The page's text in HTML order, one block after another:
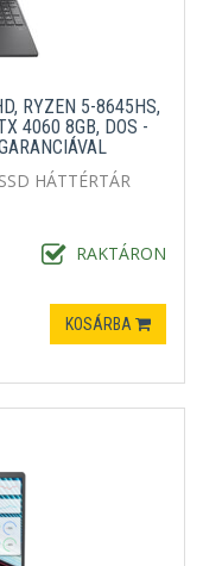
RYZEN 5-8645HS,
4060 8GB, DOS -
SSD HÁTTÉRTÁR
RAKTÁRON
KOSÁRBA